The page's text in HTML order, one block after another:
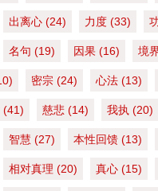
出离心 (24) 力度 (33)
名句 (19) 因果 (16) 境
密宗 (24) 心法 (13)
(41) 慈悲 (14) 我执 (20)
智慧 (27) 本性回馈 (13)
相对真理 (20) 真心 (15)